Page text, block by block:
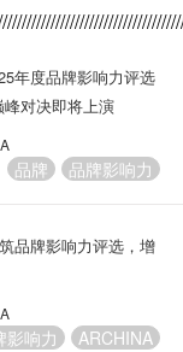
年度品牌影响力评选
对决即将上演
品牌 品牌影响力
品牌影响力评选，增
影响力 ARCHINA